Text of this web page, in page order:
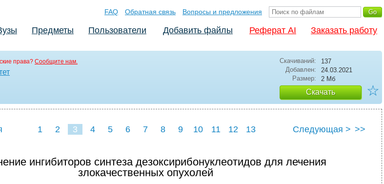
FAQ Обратная связь Вопросы и предложения
Предметы Пользователи Добавить файлы Реферат AI Заказать работу
права? Сообщите нам. Скачиваний:
137
Добавлен:
24.03.2021
Размер:
2 Мб
Скачать ☆
1 2 3 4 5 6 7 8 9 10 11 12 13 Следующая > >>
ингибиторов синтеза дезоксирибонуклеотидов для лечения
злокачественных опухолей